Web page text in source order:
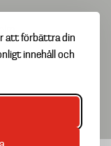
att förbättra din
innehåll och